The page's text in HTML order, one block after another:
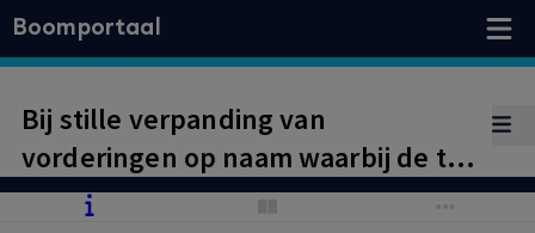
Boomportaal
Bij stille verpanding van
vorderingen op naam waarbij de te
verpanden vorderingen expliciet